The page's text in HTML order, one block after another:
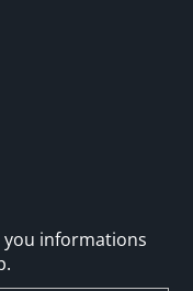
you informations